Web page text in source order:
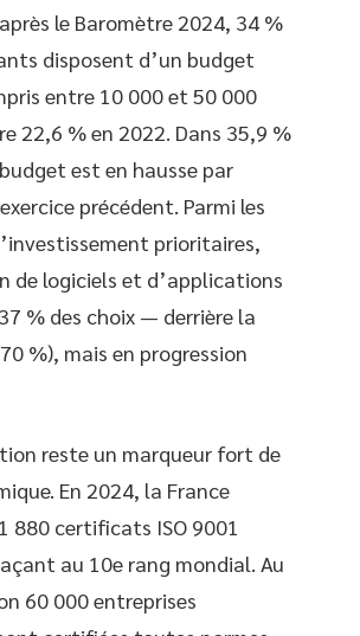
le Baromètre 2024, 34 %
disposent d’un budget
entre 10 000 et 50 000
22,6 % en 2022. Dans 35,9 %
est en hausse par
précédent. Parmi les
prioritaires,
de logiciels et d’applications
% des choix — derrière la
%), mais en progression
reste un marqueur fort de
En 2024, la France
880 certificats ISO 9001
au 10e rang mondial. Au
60 000 entreprises